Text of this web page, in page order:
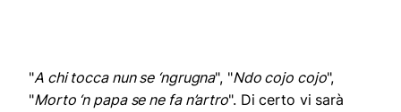
"A chi tocca nun se ‘ngrugna", "Ndo cojo cojo",
"Morto ‘n papa se ne fa n’artro". Di certo vi sarà